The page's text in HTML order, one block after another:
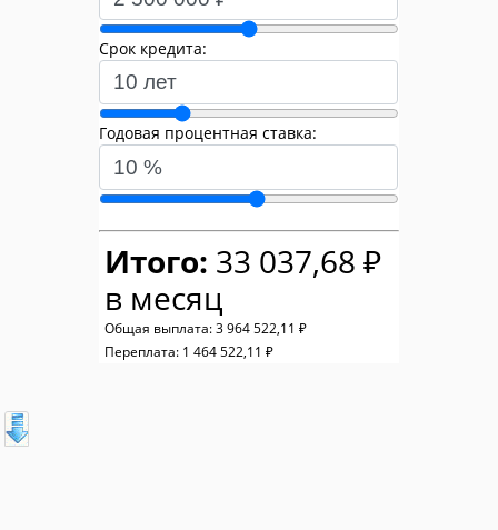
Срок кредита:
Годовая процентная ставка:
Итого: 33 037,68 ₽
в месяц
Общая выплата: 3 964 522,11 ₽
Переплата: 1 464 522,11 ₽